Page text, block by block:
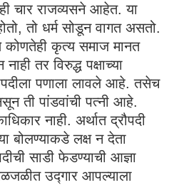
चार राजव्यसने आहेत. या
तो धर्म सोडून वागत असतो.
कृत्य समाज मानत
तर विरुद्ध पक्षाच्या
पणाला लावले आहे. तसेच
ती पांडवांची पत्नी आहे.
नाही. अर्थात द्रौपदी
बोलण्याकडे लक्ष न देता
साडी फेडण्याची आज्ञा
उद्गार आपल्याला